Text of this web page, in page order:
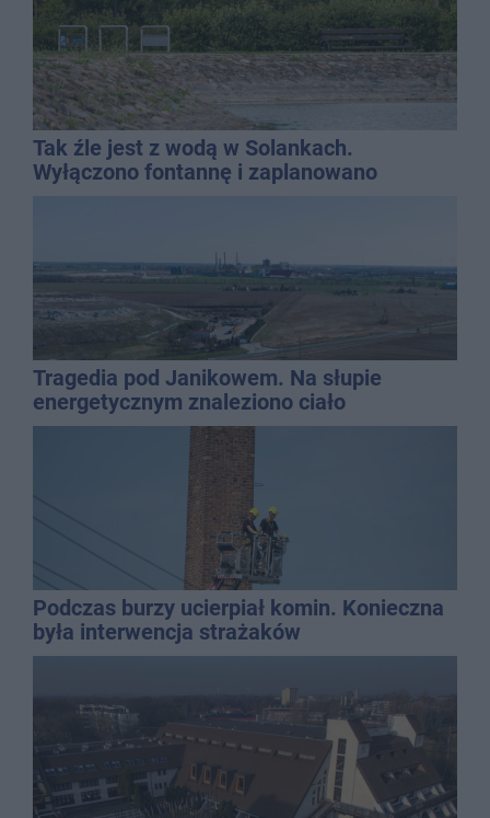
Tak źle jest z wodą w Solankach.
Wyłączono fontannę i zaplanowano
Tragedia pod Janikowem. Na słupie
energetycznym znaleziono ciało
mężczyzny
Podczas burzy ucierpiał komin. Konieczna
była interwencja strażaków